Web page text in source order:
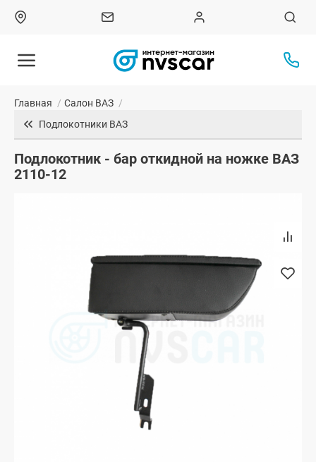
Главная / Салон ВАЗ /
Подлокотники ВАЗ
Подлокотник - бар откидной на ножке ВАЗ
2110-12